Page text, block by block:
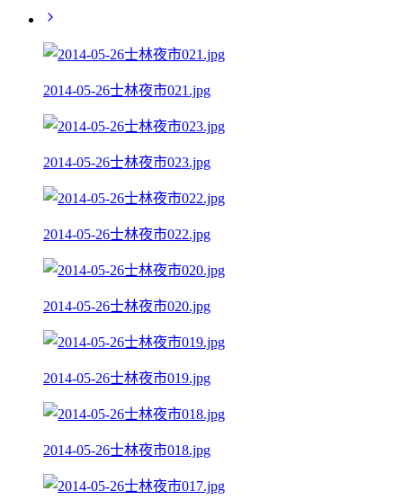
2014-05-26士林夜市021.jpg
2014-05-26士林夜市023.jpg
2014-05-26士林夜市022.jpg
2014-05-26士林夜市020.jpg
2014-05-26士林夜市019.jpg
2014-05-26士林夜市018.jpg